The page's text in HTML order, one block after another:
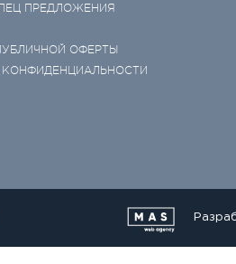
ПРЕДЛОЖЕНИЯ
ОФЕРТЫ